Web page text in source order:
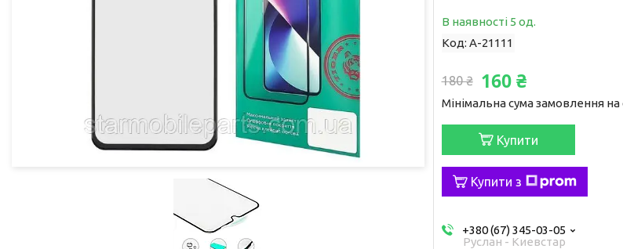
В наявності 5 од.
Код: A-21111
180 ₴ 160 ₴
Мінімальна сума замовлення на
Купити
Купити з
+380 (67) 345-03-05
Руслан - Киевстар